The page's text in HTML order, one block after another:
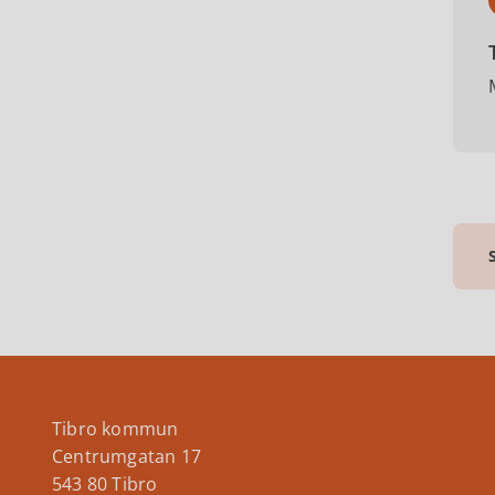
Tibro kommun
Centrumgatan 17
543 80 Tibro